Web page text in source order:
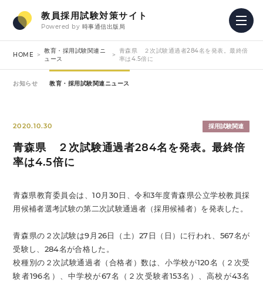
教員採用試験対策サイト
Powered by 時事通信出版局
HOME
教育・採用試験関連ニ
ュース
青森県 ２次試験通過者284名を発表。最終倍
率は4.5倍に
お知らせ 教育・採用試験関連ニュース
2020.10.30 採用試験関連
青森県 ２次試験通過者284名を発表。最終倍
率は4.5倍に
青森県教育委員会は、10月30日、令和3年度青森県公立学校教員採
用候補者選考試験の第二次試験通過者（採用候補者）を発表した。
青森県の２次試験は9月26日（土）27日（日）に行われ、567名が
受験し、284名が合格した。
校種別の２次試験通過者（合格者）数は、小学校が120名（２次受
験者196名）、中学校が67名（２次受験者153名）、高校が43名